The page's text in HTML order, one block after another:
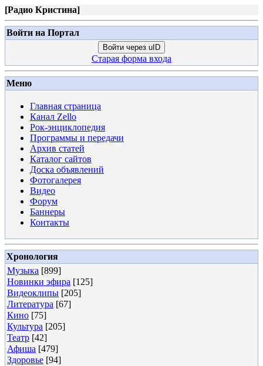
[Радио Кристина]
Войти на Портал
Войти через uID
Старая форма входа
Меню
Главная страница
Канал Zello
Рок-энциклопедия
Программы и передачи
Архив статей
Каталог сайтов
Доска объявлений
Фотогалерея
Видео
Форум
Баннеры
Контакты
Хронология
Музыка [899]
Новинки эфира [125]
Видеоклипы [205]
Литература [67]
Кино [75]
Культура [205]
Театр [42]
Афиша [479]
Здоровье [94]